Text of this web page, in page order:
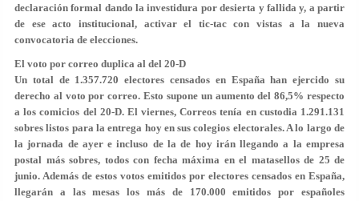
declaración formal dando la investidura por desierta y fallida y, a partir
de ese acto institucional, activar el tic-tac con vistas a la nueva
convocatoria de elecciones.
El voto por correo duplica al del 20-D
Un total de 1.357.720 electores censados en España han ejercido su
derecho al voto por correo. Esto supone un aumento del 86,5% respecto
a los comicios del 20-D. El viernes, Correos tenía en custodia 1.291.131
sobres listos para la entrega hoy en sus colegios electorales. A lo largo de
la jornada de ayer e incluso de la de hoy irán llegando a la empresa
postal más sobres, todos con fecha máxima en el matasellos de 25 de
junio. Además de estos votos emitidos por electores censados en España,
llegarán a las mesas los más de 170.000 emitidos por españoles